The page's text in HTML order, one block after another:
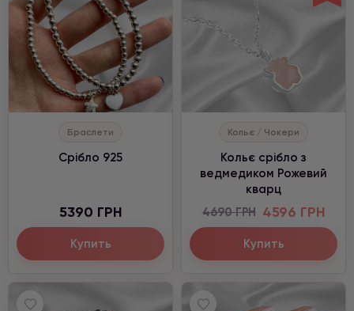
Браслети
Срібло 925
5390 ГРН
Купить
Кольє / Чокери
Кольє срібло з
ведмедиком Рожевий
кварц
4690 ГРН 4596 ГРН
Купить